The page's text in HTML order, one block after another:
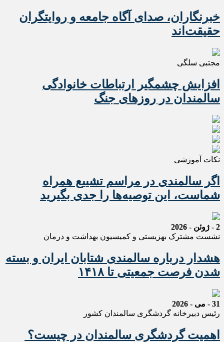
خبرنگاران، صدای آگاه جامعه و روایتگران
حقیقت‌اند
مجتبی سلگی
افزایش چشمگیر ارتباطات خانوادگی
سالمندان در روزهای جنگ
نکات آموزشی
اگر سالمندی در مراسم تشییع همراه
شماست، این توصیه‌ها را جدی بگیرید
2 - ژوئن - 2026
نشست مشترک بهزیستی و کمیسیون بهداشت و درمان
هشدار درباره سالمندی شتابان ایران و بسته
شدن فرصت جمعیتی تا ۱۴۱۸
31 - می - 2026
رئیس دبیرخانه گردشگری سالمندان کشور
اهمیت گردشگری سالمندان در چیست؟